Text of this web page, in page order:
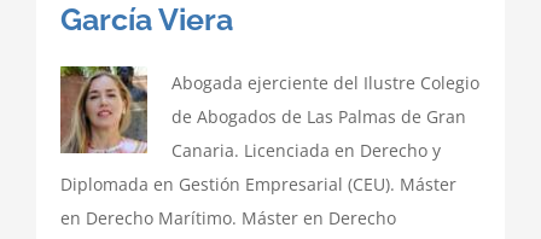
García Viera
Abogada ejerciente del Ilustre Colegio
de Abogados de Las Palmas de Gran
Canaria. Licenciada en Derecho y
Diplomada en Gestión Empresarial (CEU). Máster
en Derecho Marítimo. Máster en Derecho